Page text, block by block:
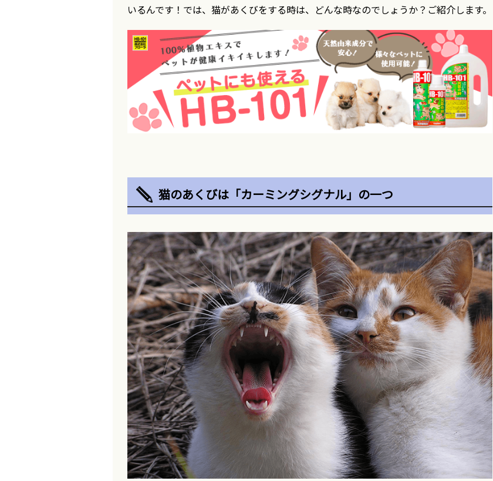
いるんです！では、猫があくびをする時は、どんな時なのでしょうか？ご紹介します。
猫のあくびは「カーミングシグナル」の一つ